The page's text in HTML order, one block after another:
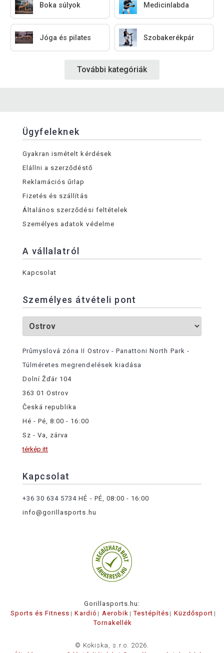
Boka súlyok Medicinlabda
Jóga és pilates Szobakerékpár
További kategóriák
Ügyfeleknek
Gyakran ismételt kérdések
Elállni a szerződéstő
Reklamációs űrlap
Fizetés és szállítás
Általános szerződési feltételek
Személyes adatok védelme
A vállalatról
Kapcsolat
Személyes átvételi pont
Průmyslová zóna II Ostrov - Panattoni North Park -
Túlméretes megrendelések kiadása
Dolní Žďár 104
363 01 Ostrov
Česká republika
Hé - Pé, 8:00 - 16:00
Sz - Va, zárva
térkép itt
Kapcsolat
+36 30 634 5734 HÉ - PÉ, 08:00 - 16:00
info@gorillasports.hu
Gorillasports.hu:
Sports és Fitness
Kardió Aerobik Testépítés
Küzdősport
Tornakellék
© Kokiska, s.r.o. 2026.